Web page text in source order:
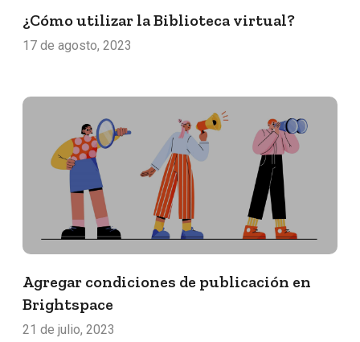
¿Cómo utilizar la Biblioteca virtual?
17 de agosto, 2023
Agregar condiciones de publicación en
Brightspace
21 de julio, 2023